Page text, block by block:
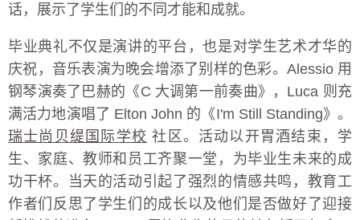
话，展示了学生们的不同才能和成就。
毕业典礼不仅是演讲的平台，也是对学生艺术才华的
庆祝，音乐表演为晚会增添了别样的色彩。Alessio 用
钢琴演奏了巴赫的《C 大调第一前奏曲》，Luca 则充
满活力地演唱了 Elton John 的《I'm Still Standing》。
瑞士尚贝缇国际学校 社区。活动以开胃酒结束，学
生、家庭、教师和员工齐聚一堂，为毕业生未来的成
功干杯。当天的活动引起了强烈的情感共鸣，教育工
作者们反思了学生们的成长以及他们是否做好了迎接